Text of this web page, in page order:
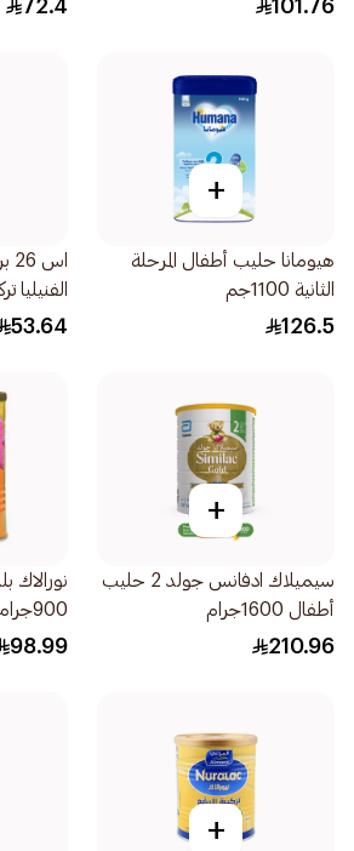
101.76
72.4
+
هيومانا حليب أطفال المرحلة
الثانية 1100جم
126.5
الفنيليا
المرحلة 3 400جرام
53.64
+
سيميلاك ادفانس جولد 2 حليب
أطفال 1600جرام
210.96
900جرام
98.99
+